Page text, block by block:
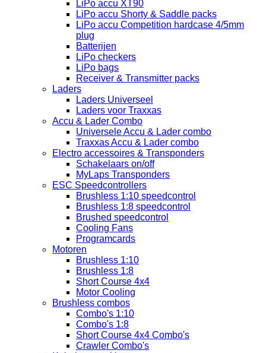
LiPo accu XT90
LiPo accu Shorty & Saddle packs
LiPo accu Competition hardcase 4/5mm
plug
Batterijen
LiPo checkers
LiPo bags
Receiver & Transmitter packs
Laders
Laders Universeel
Laders voor Traxxas
Accu & Lader Combo
Universele Accu & Lader combo
Traxxas Accu & Lader combo
Electro accessoires & Transponders
Schakelaars on/off
MyLaps Transponders
ESC Speedcontrollers
Brushless 1:10 speedcontrol
Brushless 1:8 speedcontrol
Brushed speedcontrol
Cooling Fans
Programcards
Motoren
Brushless 1:10
Brushless 1:8
Short Course 4x4
Motor Cooling
Brushless combos
Combo's 1:10
Combo's 1:8
Short Course 4x4 Combo's
Crawler Combo's